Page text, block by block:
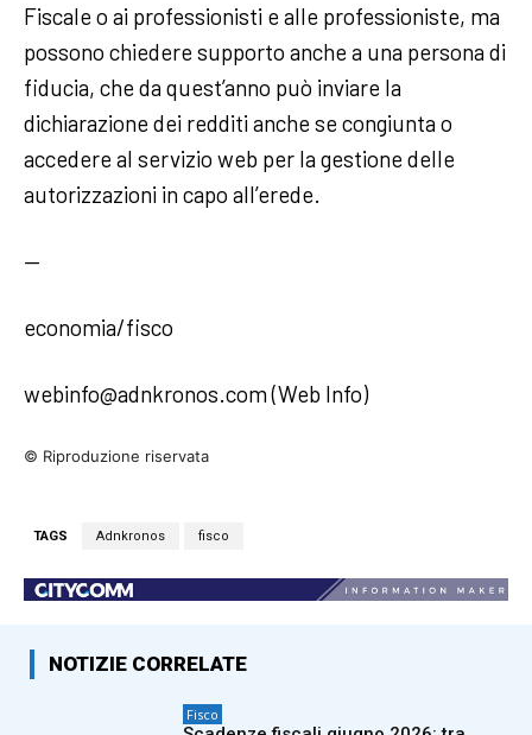
Fiscale o ai professionisti e alle professioniste, ma
possono chiedere supporto anche a una persona di
fiducia, che da quest’anno può inviare la
dichiarazione dei redditi anche se congiunta o
accedere al servizio web per la gestione delle
autorizzazioni in capo all’erede.
—
economia/fisco
webinfo@adnkronos.com (Web Info)
© Riproduzione riservata
TAGS Adnkronos fisco
NOTIZIE CORRELATE
Fisco